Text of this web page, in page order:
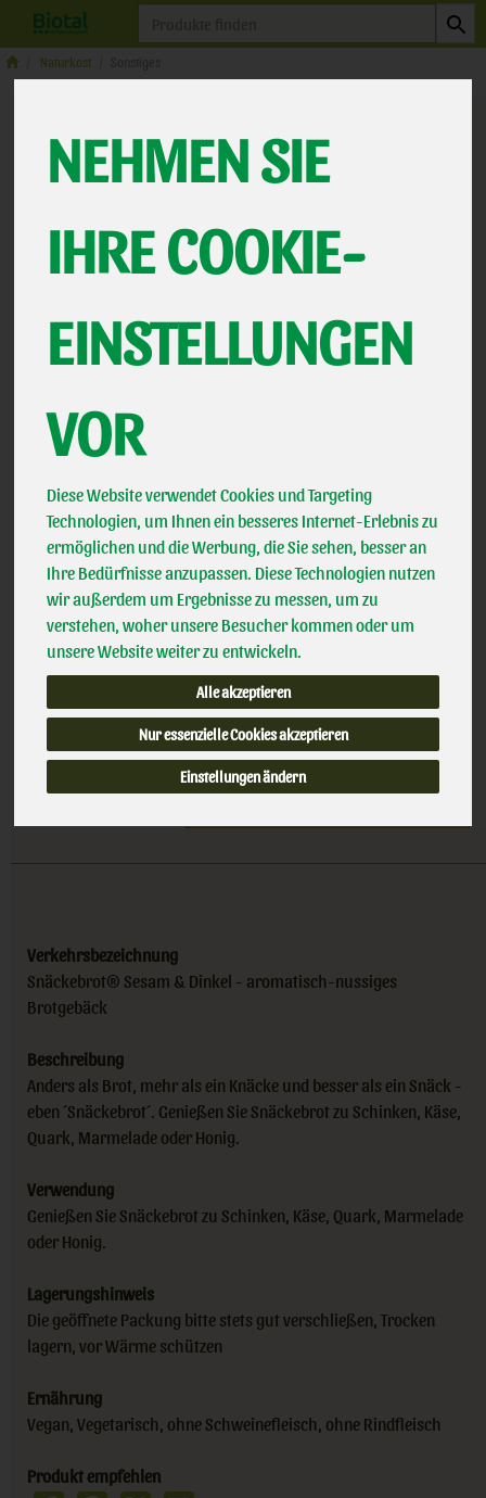
NEHMEN SIE
IHRE COOKIE-
EINSTELLUNGEN
VOR
Diese Website verwendet Cookies und Targeting
Technologien, um Ihnen ein besseres Internet-Erlebnis zu
ermöglichen und die Werbung, die Sie sehen, besser an
Ihre Bedürfnisse anzupassen. Diese Technologien nutzen
wir außerdem um Ergebnisse zu messen, um zu
verstehen, woher unsere Besucher kommen oder um
unsere Website weiter zu entwickeln.
Alle akzeptieren
Nur essenzielle Cookies akzeptieren
Einstellungen ändern
Naturkost
Snäckebrot Sesam &
Dinkel
Anders als Brot, mehr als ein Knäcke und besser als ein Snack
Bohlsener Mühle
Bioland
Handelsklasse
2,99 € * / 200g
(14,95 € / kg)
inkl. 7% MwSt.
Anzahl
2,99€
Verkehrsbezeichnung
Snäckebrot® Sesam & Dinkel - aromatisch-nussiges
Brotgebäck
Beschreibung
Anders als Brot, mehr als ein Knäcke und besser als ein Snäck -
eben ´Snäckebrot´. Genießen Sie Snäckebrot zu Schinken, Käse,
Quark, Marmelade oder Honig.
Verwendung
Genießen Sie Snäckebrot zu Schinken, Käse, Quark, Marmelade
oder Honig.
Lagerungshinweis
Die geöffnete Packung bitte stets gut verschließen, Trocken
lagern, vor Wärme schützen
Ernährung
Vegan, Vegetarisch, ohne Schweinefleisch, ohne Rindfleisch
Produkt empfehlen